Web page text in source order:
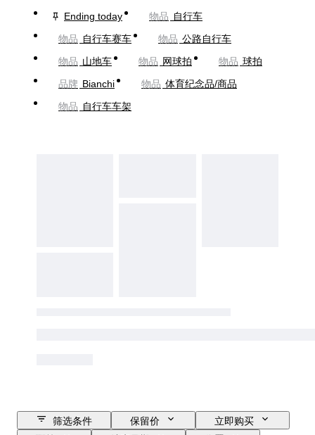
Ending today
物品 自行车
物品 自行车赛车 物品 公路自行车
物品 山地车 物品 网球拍 物品 球拍
品牌 Bianchi 物品 体育纪念品/商品
物品 自行车车架
筛选条件 保留价
立即购买